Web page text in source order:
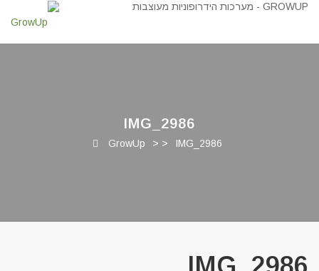
IMG_2986
GrowUp > > IMG_2986